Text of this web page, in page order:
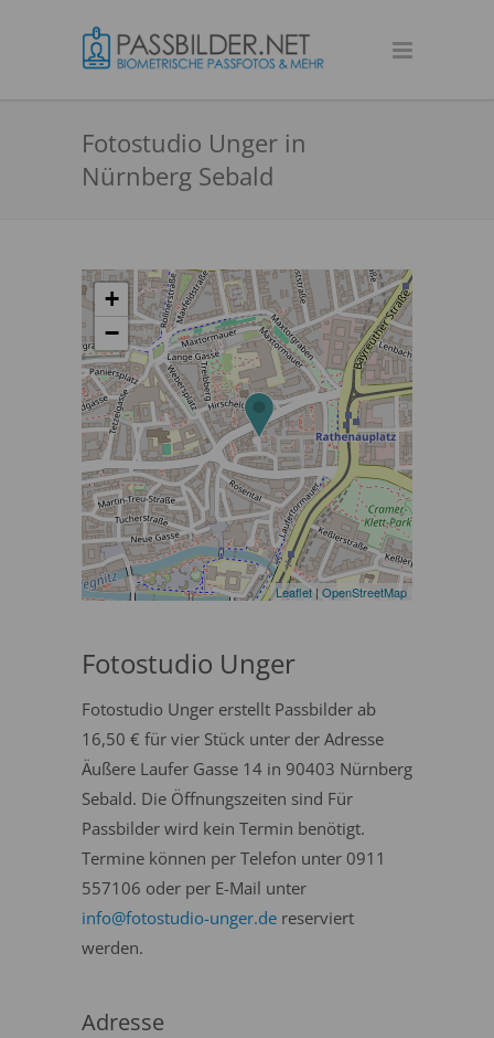
Fotostudio Unger in
Nürnberg Sebald
+
−
Leaflet | OpenStreetMap
Fotostudio Unger
Fotostudio Unger erstellt Passbilder ab
16,50 € für vier Stück unter der Adresse
Äußere Laufer Gasse 14 in 90403 Nürnberg
Sebald. Die Öffnungszeiten sind Für
Passbilder wird kein Termin benötigt.
Termine können per Telefon unter 0911
557106 oder per E-Mail unter
info@fotostudio-unger.de reserviert
werden.
Adresse